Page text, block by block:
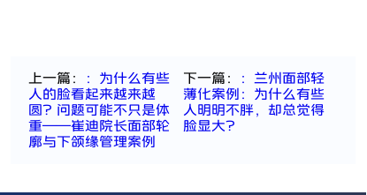
上一篇：
：为什么有些
人的脸看起来越来越
圆？问题可能不只是体
重——崔迪院长面部轮
廓与下颌缘管理案例
下一篇：
：兰州面部轻
薄化案例：为什么有些
人明明不胖，却总觉得
脸显大？